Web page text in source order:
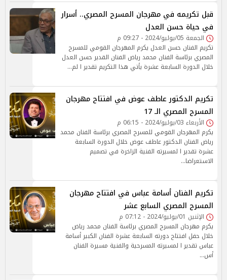
قبل تكريمه في مهرجان المسرح المصري.. أسرار
في حياة حسن العدل
الجمعة 05/يوليو/2024 - 09:27 م
تكريم الفنان حسن العدل يكرم المهرجان القومي للمسرح
المصري برئاسة الفنان محمد رياض الفنان القدير حسن العدل
خلال الدورة السابعة عشرة يأتي هذا التكريم تقدير ا لم…
تكريم الدكتور عاطف عوض في افتتاح مهرجان
المسرح المصري الـ 17
الأربعاء 03/يوليو/2024 - 06:15 م
يكرم المهرجان القومي للمسرح المصري برئاسة الفنان محمد
رياض الفنان الدكتور عاطف عوض خلال الدورة السابعة
عشرة تقدير ا لمسيرته الفنية الزاخرة في تصميم
الاستعراضا…
تكريم الفنان أسامة عباس في افتتاح مهرجان
المسرح المصري السابع عشر
الإثنين 01/يوليو/2024 - 07:12 م
يكرم مهرجان المسرح المصري برئاسة الفنان محمد رياض
خلال حفل افتتاح دورته السابعة عشرة الفنان الكبير أسامة
عباس تقدير ا لمسيرته المسرحية والفنية مسيرة الفنان
أس…